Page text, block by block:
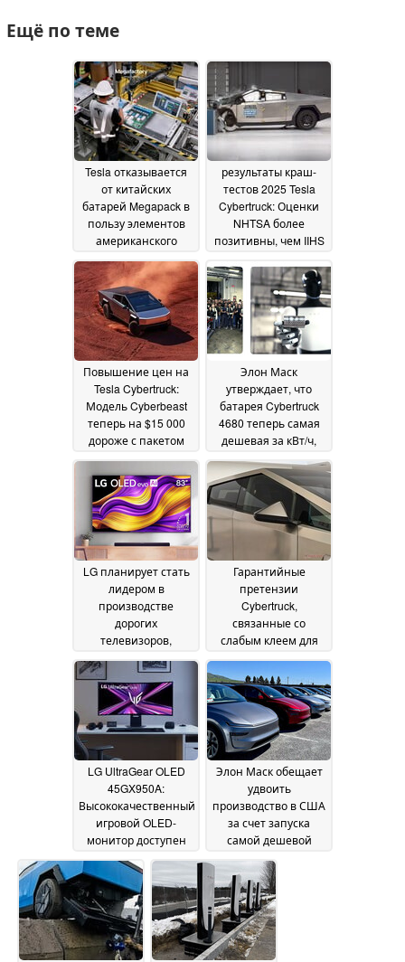
Ещё по теме
Tesla отказывается
от китайских
батарей Megapack в
пользу элементов
американского
производства в
рамках контракта
стоимостью 4
миллиарда долларов
24 February 2026
результаты краш-
тестов 2025 Tesla
Cybertruck: Оценки
NHTSA более
позитивны, чем IIHS
Повышение цен на
Tesla Cybertruck:
Модель Cyberbeast
теперь на $15 000
дороже с пакетом
Luxe Package24 August
2025
Элон Маск
утверждает, что
батарея Cybertruck
4680 теперь самая
дешевая за кВт/ч,
поскольку Tesla
осваивает сухой
катод
21 March 2025
LG планирует стать
лидером в
производстве
дорогих
телевизоров,
например, серии G5
OLED, опередив
Samsung21 March 2025
Гарантийные
претензии
Cybertruck,
связанные со
слабым клеем для
панелей из
нержавеющей
стали, привели к
массовому отзыву
из-за опасения
попадания осколков
в воздух21 March 2025
LG UltraGear OLED
45GX950A:
Высококачественный
игровой OLED-
монитор доступен
для
предварительного
заказа в США 18 March
2025
Элон Маск обещает
удвоить
производство в США
за счет запуска
самой дешевой
модели Tesla и
выхода на рынок
модели Y Juniper
March 2025